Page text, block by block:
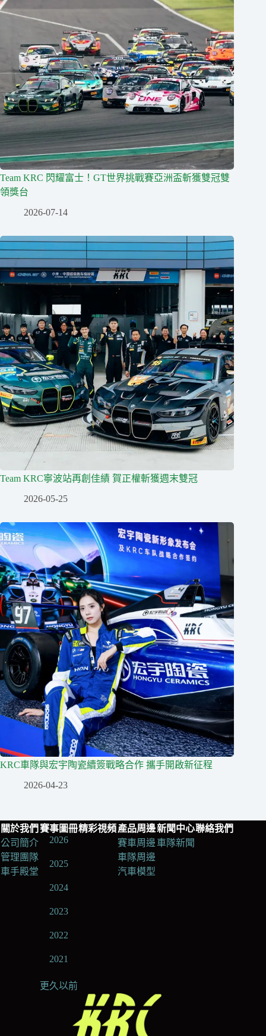
Team KRC 閃耀富士！GT世界挑戰賽亞洲盃斬獲雙冠雙
領獎台
2026-07-14
Team KRC寧波站再創佳績 賀正權斬獲週末雙冠
2026-05-25
KRC車隊與宏宇陶瓷續簽戰略合作 攜手開啟新征程
2026-04-23
關於我們
公司簡介
管理團隊
車手殿堂
賽事圖冊
2026
2025
2024
2023
2022
2021
更久以前
精彩視頻產品周邊
賽車周邊
車隊周邊
汽車模型
新聞中心
車隊新聞
聯絡我們